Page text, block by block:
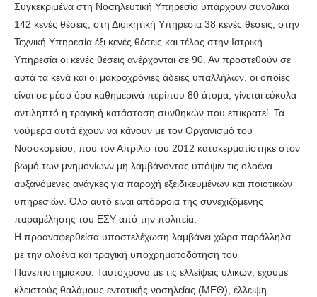
Συγκεκριμένα στη Νοσηλευτική Υπηρεσία υπάρχουν συνολικά
142 κενές θέσεις, στη Διοικητική Υπηρεσία 38 κενές θέσεις, στην
Τεχνική Υπηρεσία έξι κενές θέσεις και τέλος στην Ιατρική
Υπηρεσία οι κενές θέσεις ανέρχονται σε 90. Αν προστεθούν σε
αυτά τα κενά και οι μακροχρόνιες άδειες υπαλλήλων, οι οποίες
είναι σε μέσο όρο καθημερινά περίπου 80 άτομα, γίνεται εύκολα
αντιληπτό η τραγική κατάσταση συνθηκών που επικρατεί. Τα
νούμερα αυτά έχουν να κάνουν με τον Οργανισμό του
Νοσοκομείου, που τον Απρίλιο του 2012 κατακερματίστηκε στον
βωμό των μνημονίωνν μη λαμβάνοντας υπόψιν τις ολοένα
αυξανόμενες ανάγκες για παροχή εξειδικευμένων και ποιοτικών
υπηρεσιών. Όλο αυτό είναι απόρροια της συνεχιζόμενης
παραμέλησης του ΕΣΥ από την πολιτεία.
Η προαναφερθείσα υποστελέχωση λαμβάνει χώρα παράλληλα
με την ολοένα και τραγική υποχρηματοδότηση του
Πανεπιστημιακού. Ταυτόχρονα με τις ελλείψεις υλικών, έχουμε
κλειστούς θαλάμους εντατικής νοσηλείας (ΜΕΘ), έλλειψη